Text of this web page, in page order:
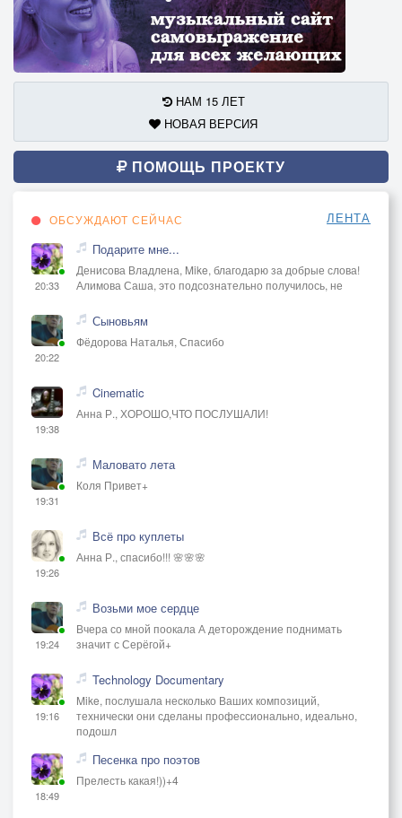
НАМ 15 ЛЕТ
НОВАЯ ВЕРСИЯ
ПОМОЩЬ ПРОЕКТУ
ОБСУЖДАЮТ СЕЙЧАС ЛЕНТА
20:33
Подарите мне...
Денисова Владлена, Mike, благодарю за добрые слова!
Алимова Саша, это подсознательно получилось, не
20:22
Сыновьям
Фёдорова Наталья, Спасибо
19:38
Cinematic
Анна Р., ХОРОШО,ЧТО ПОСЛУШАЛИ!
19:31
Маловато лета
Коля Привет+
19:26
Всё про куплеты
Анна Р., спасибо!!! 🌸🌸🌸
19:24
Возьми мое сердце
Вчера со мной поокала А деторождение поднимать
значит с Серёгой+
19:16
Technology Documentary
Mike, послушала несколько Ваших композиций,
технически они сделаны профессионально, идеально,
подошл
18:49
Песенка про поэтов
Прелесть какая!))+4